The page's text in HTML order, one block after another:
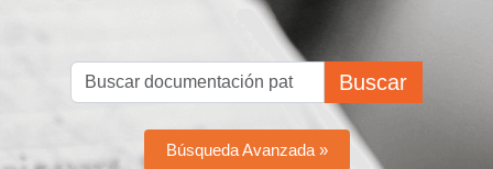
Buscar
Búsqueda Avanzada »